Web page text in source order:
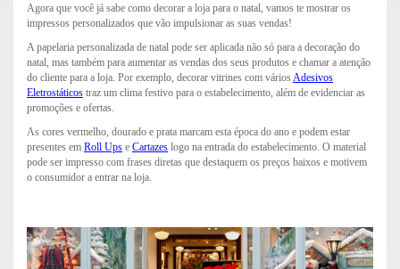
Agora que você já sabe como decorar a loja para o natal, vamos te mostrar os
impressos personalizados que vão impulsionar as suas vendas!
A papelaria personalizada de natal pode ser aplicada não só para a decoração do
natal, mas também para aumentar as vendas dos seus produtos e chamar a atenção
do cliente para a loja. Por exemplo, decorar vitrines com vários Adesivos
Eletrostáticos traz um clima festivo para o estabelecimento, além de evidenciar as
promoções e ofertas.
As cores vermelho, dourado e prata marcam esta época do ano e podem estar
presentes em Roll Ups e Cartazes logo na entrada do estabelecimento. O material
pode ser impresso com frases diretas que destaquem os preços baixos e motivem
o consumidor a entrar na loja.